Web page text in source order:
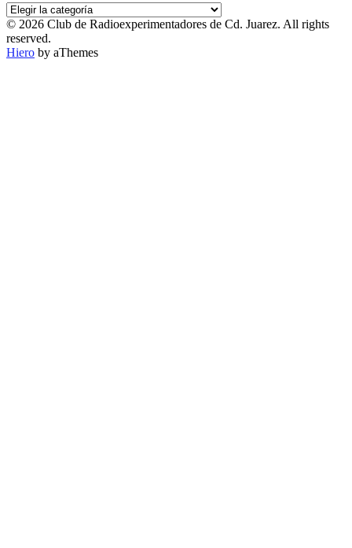
PUBLICACIONES
POR
CATEGORÍA
© 2026 Club de Radioexperimentadores de Cd. Juarez. All rights
reserved.
Hiero by aThemes